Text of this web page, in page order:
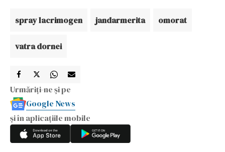
spray lacrimogen jandarmerita omorat
vatra dornei
Urmăriți-ne și pe
Google News
și în aplicațiile mobile